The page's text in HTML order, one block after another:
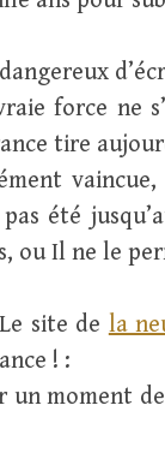
force ne
tire
pas été
ou Il ne le
site de la
! :
moment